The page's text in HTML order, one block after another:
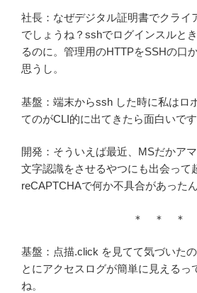
社長：なぜデジタル証明書でクライ
でしょうね？sshでログインスルと
るのに。管理用のHTTPをSSHの口
思うし。
基盤：端末からssh した時に私はロ
てのがCLI的に出てきたら面白いです
開発：そういえば最近、MSだかア
文字認識をさせるやつにも出会って
reCAPTCHAで何か不具合があった
＊ ＊ ＊
基盤：点描.click を見てて気づいた
とにアクセスログが簡単に見えるっ
ね。